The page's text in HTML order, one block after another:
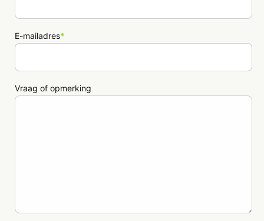
E-mailadres*
Vraag of opmerking